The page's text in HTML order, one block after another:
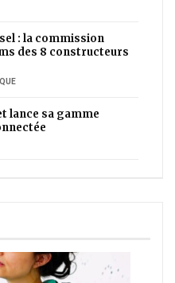
: la commission
des 8 constructeurs
lance sa gamme